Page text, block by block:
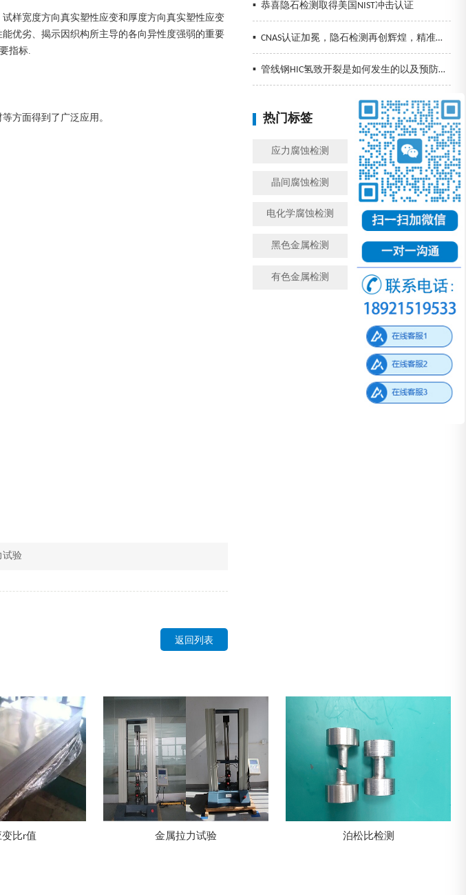
▪ 恭喜隐石检测取得美国NIST冲击认证
▪ CNAS认证加冕，隐石检测再创辉煌，精准检测助力企业发展！
▪ 管线钢HIC氢致开裂是如何发生的以及预防措施
热门标签 换一批
应力腐蚀检测 金属腐蚀检测
晶间腐蚀检测 模拟工况腐蚀检测
电化学腐蚀检测 盐雾检测
黑色金属检测 金属成分检测
有色金属检测 微观金相检测
样宽度方向真实塑性应变和厚度方向真实塑性应变
优劣、揭示因织构所主导的各向异性度强弱的重要
指标.
方面得到了广泛应用。
试验
返回列表
变比r值 金属拉力试验 泊松比检测